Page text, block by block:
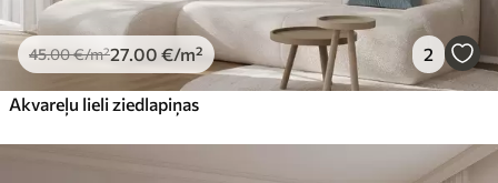
45.00€/m²27 .00 €/m² 2
Akvareļu lieli ziedlapiņas